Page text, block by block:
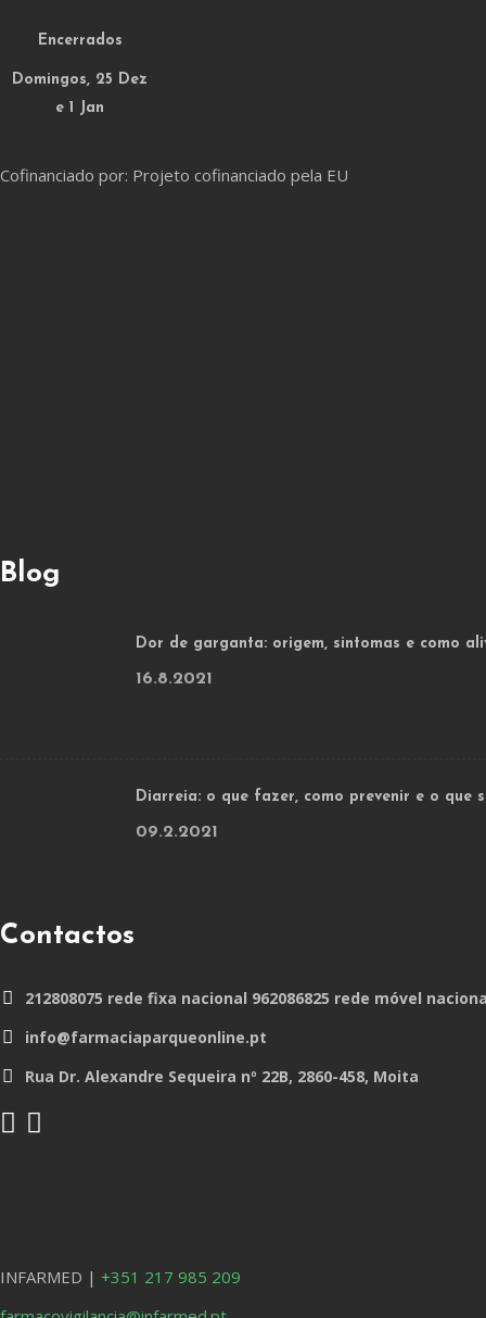
Encerrados
Domingos, 25 Dez
e 1 Jan
Cofinanciado por: Projeto cofinanciado pela EU
Blog
Dor de garganta: origem, sintomas e como
16.8.2021
Diarreia: o que fazer, como prevenir e o que
09.2.2021
Contactos
212808075 rede fixa nacional 962086825 rede móvel
info@farmaciaparqueonline.pt
Rua Dr. Alexandre Sequeira nº 22B, 2860-458, Moita
INFARMED | +351 217 985 209